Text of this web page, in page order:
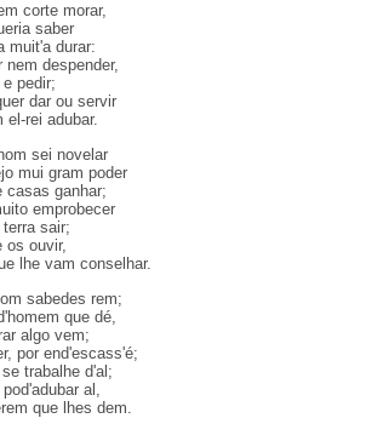
corte morar,
saber
muit'a durar:
nem despender,
pedir;
dar ou servir
el-rei adubar.
sei novelar
mui gram poder
casas ganhar;
emprobecer
sair;
os ouvir,
lhe vam conselhar.
sabedes rem;
que dé,
algo vem;
por end'escass'é;
se trabalhe d'al ;
al ,
que lhes dem.